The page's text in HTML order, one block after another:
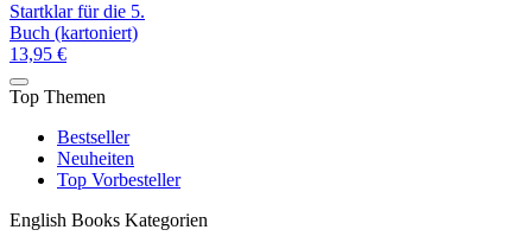
Startklar für die 5.
Buch (kartoniert)
13,95 €
Top Themen
Bestseller
Neuheiten
Top Vorbesteller
English Books Kategorien